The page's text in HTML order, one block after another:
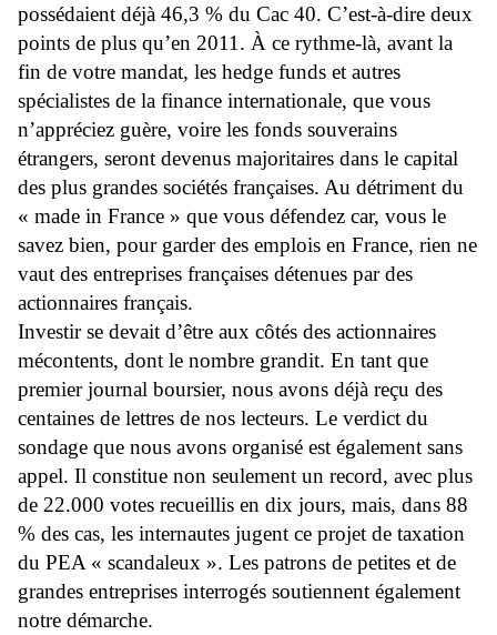
possédaient déjà 46,3 % du Cac 40. C’est-à-dire deux
points de plus qu’en 2011. À ce rythme-là, avant la
fin de votre mandat, les hedge funds et autres
spécialistes de la finance internationale, que vous
n’appréciez guère, voire les fonds souverains
étrangers, seront devenus majoritaires dans le capital
des plus grandes sociétés françaises. Au détriment du
« made in France » que vous défendez car, vous le
savez bien, pour garder des emplois en France, rien ne
vaut des entreprises françaises détenues par des
actionnaires français.
Investir se devait d’être aux côtés des actionnaires
mécontents, dont le nombre grandit. En tant que
premier journal boursier, nous avons déjà reçu des
centaines de lettres de nos lecteurs. Le verdict du
sondage que nous avons organisé est également sans
appel. Il constitue non seulement un record, avec plus
de 22.000 votes recueillis en dix jours, mais, dans 88
% des cas, les internautes jugent ce projet de taxation
du PEA « scandaleux ». Les patrons de petites et de
grandes entreprises interrogés soutiennent également
notre démarche.